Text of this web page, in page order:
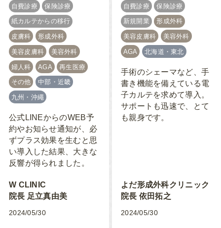
自費診療 保険診療
紙カルテからの移行
皮膚科 形成外科
美容皮膚科 美容外科
婦人科 AGA 再生医療
その他 中部・近畿
九州・沖繩
W CLINIC
院長 足立真由美
公式LINEからのWEB予
約やお知らせ通知が、必
ずプラス効果を生むと思
い導入した結果、大きな
反響が得られました。
2024/05/30
自費診療 保険診療
新規開業 形成外科
美容皮膚科 美容外科
AGA 北海道・東北
よだ形成外科クリニック
院長 依田拓之
手術のシェーマなど、手
書き機能を備えている電
子カルテを求めて導入。
サポートも迅速で、とて
も親身です。
2024/05/30